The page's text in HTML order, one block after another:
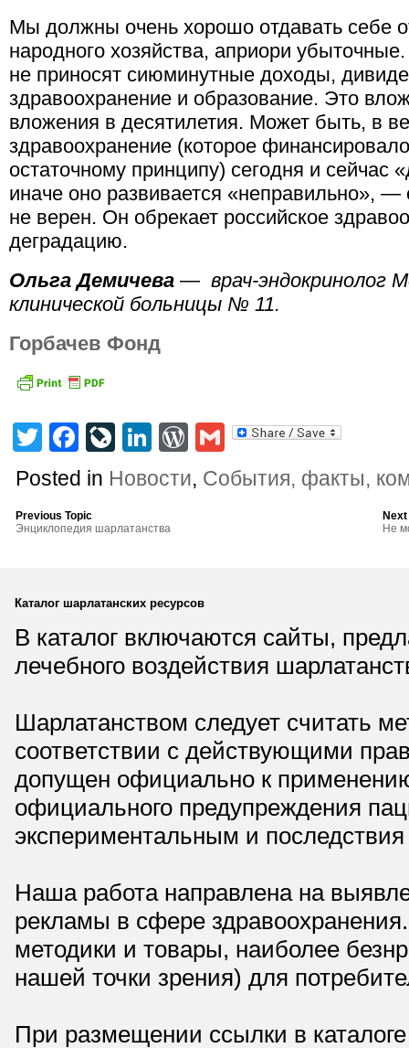
Мы должны очень хорошо отдавать себе
народного хозяйства, априори
не приносят сиюминутные доходы,
здравоохранение и образование. Это
вложения в десятилетия. Может быть, в
здравоохранение (которое
остаточному принципу) сегодня и сейчас
иначе оно развивается «неправильно», —
не верен. Он обрекает российское
деградацию.
Ольга Демичева — врач-эндокринолог
клинической больницы № 11.
Горбачев Фонд
TwitterFacebook
LiveJournal
LinkedIn
WordPress
Gmail
Posted in Новости, События, факты,
Previous Topic
Энциклопедия шарлатанства
Не
Каталог шарлатанских ресурсов
В каталог включаются сайты,
лечебного воздействия
Шарлатанством следует считать
соответствии с действующими
допущен официально к
официального предупреждения
экспериментальным и
Наша работа направлена на
рекламы в сфере
методики и товары, наиболее
нашей точки зрения) для
При размещении ссылки в